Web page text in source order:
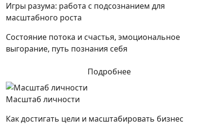
Игры разума: работа с подсознанием для
масштабного роста
Состояние потока и счастья, эмоциональное
выгорание, путь познания себя
Подробнее
Масштаб личности
Как достигать цели и масштабировать бизнес